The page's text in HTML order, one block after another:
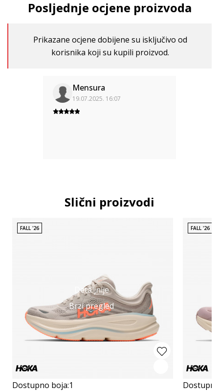
Posljednje ocjene proizvoda
Prikazane ocjene dobijene su isključivo od
korisnika koji su kupili proizvod.
Mensura
19.07.2025. 16:07
Slični proizvodi
Detaljnije
Brzi pregled
FALL '26
Dostupno boja:1
FALL '26